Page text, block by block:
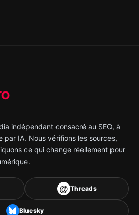
indépendant consacré au SEO, à
par IA. Nous vérifions les sources,
ce qui change réellement pour
@ Threads
Bluesky